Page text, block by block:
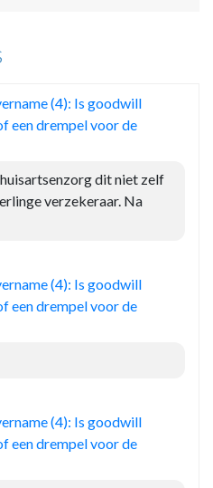
(4): Is goodwill
een drempel voor de
dit niet zelf
verzekeraar. Na
(4): Is goodwill
een drempel voor de
(4): Is goodwill
een drempel voor de